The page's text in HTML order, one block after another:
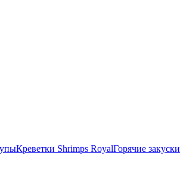
Креветки Shrimps RoyalГорячие закуски